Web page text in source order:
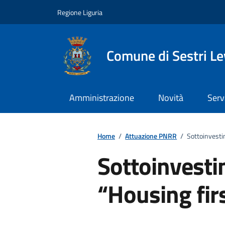
Regione Liguria
Comune di Sestri
Amministrazione Novità
Home / Attuazione PNRR /
“Housing